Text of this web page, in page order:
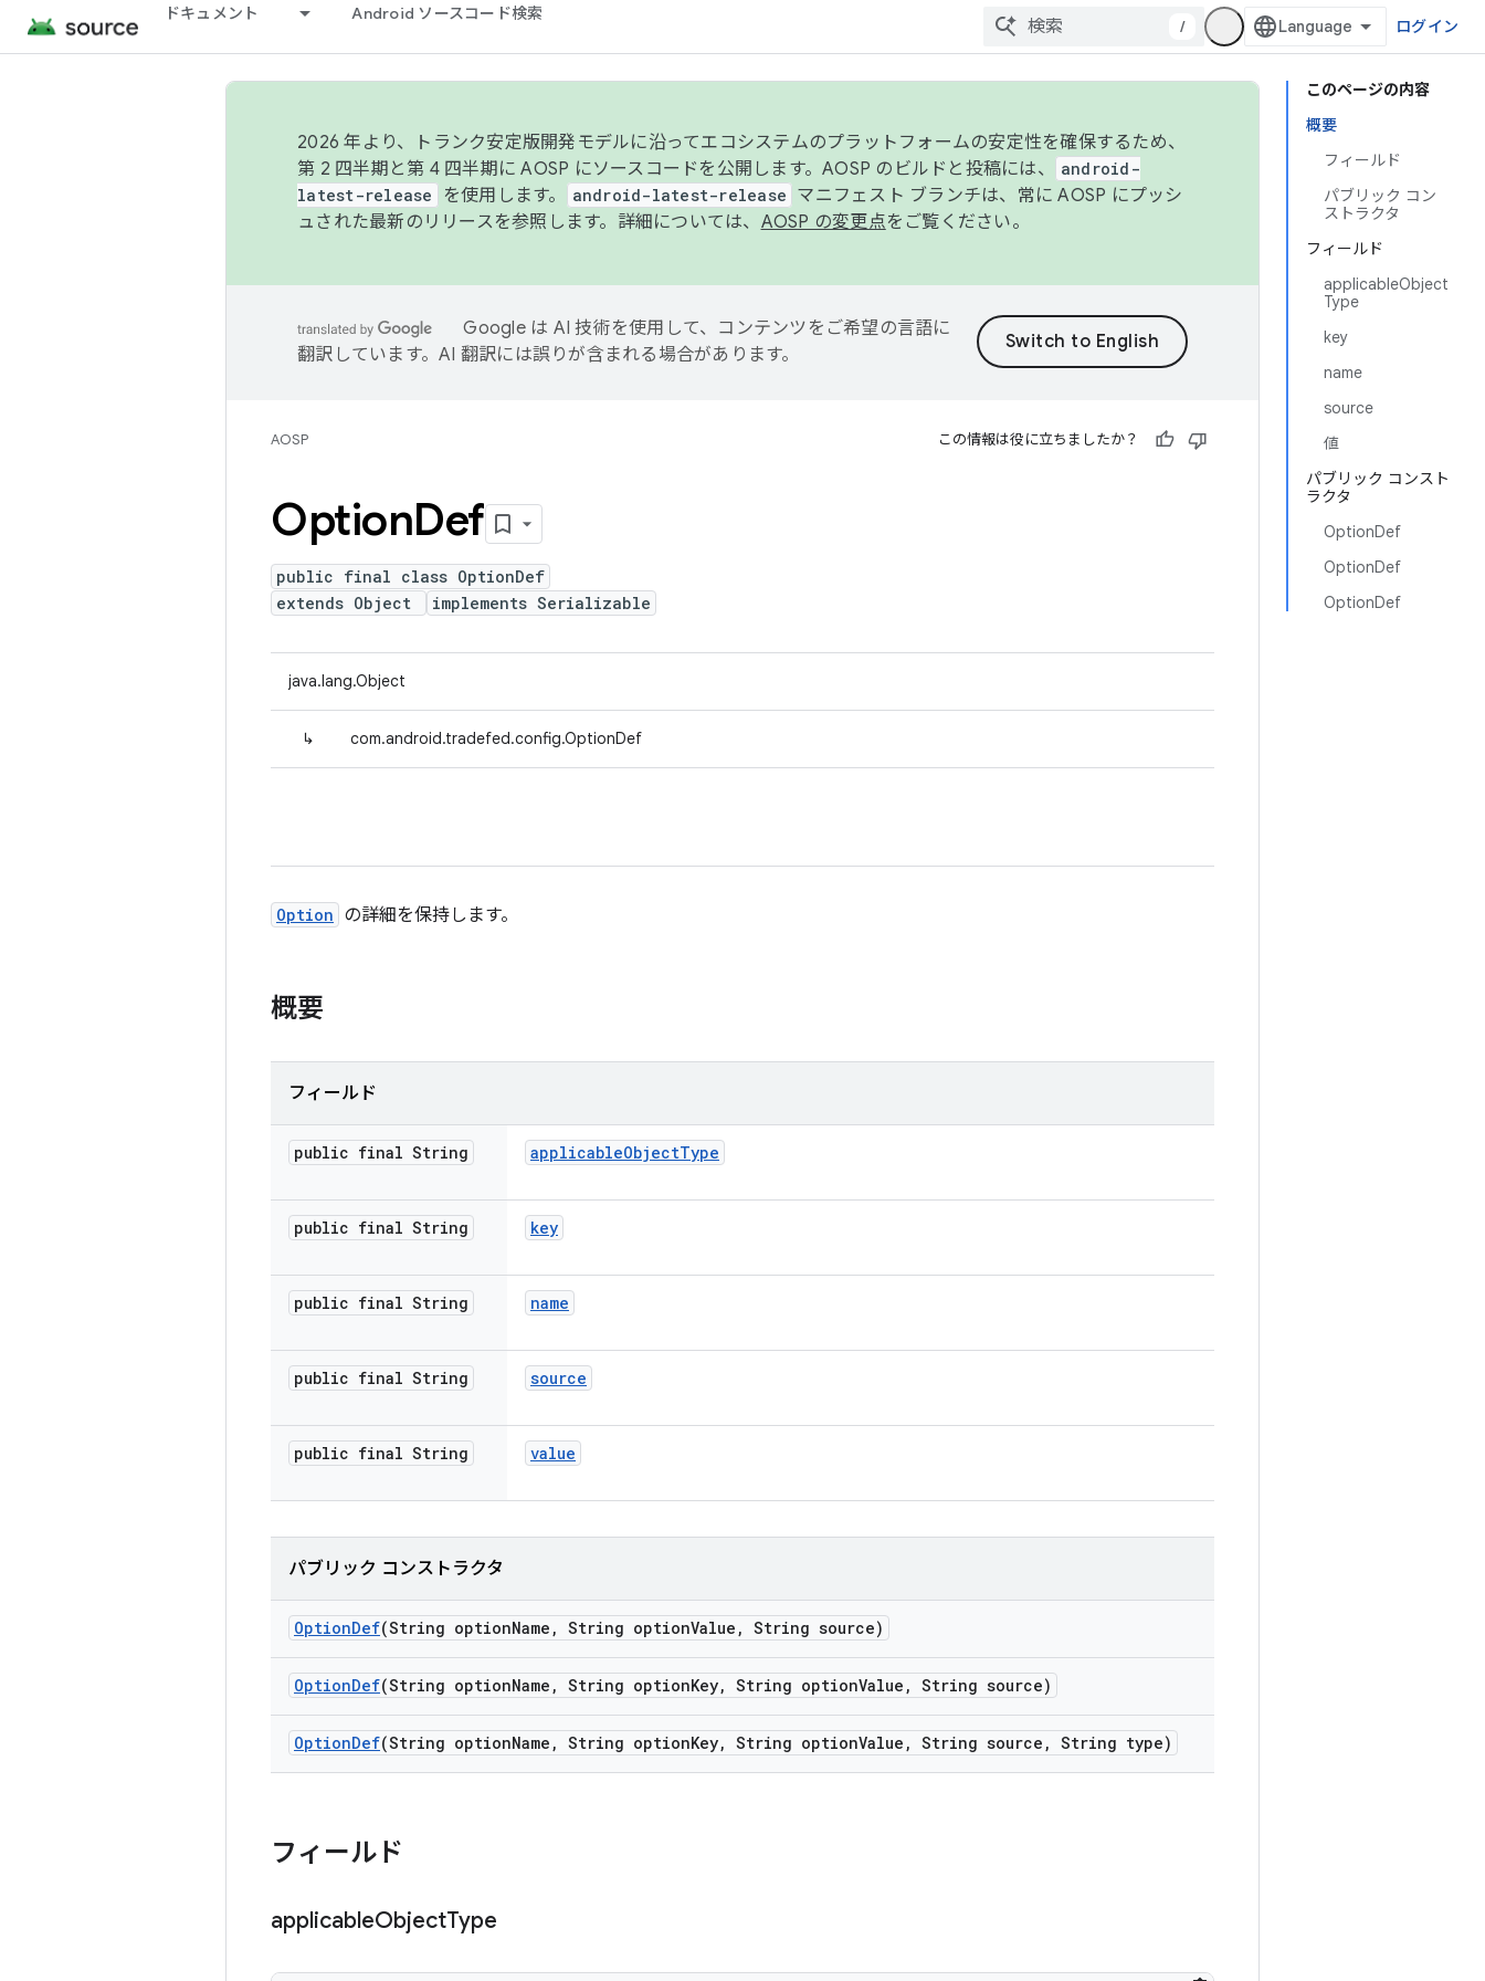
ドキュメント Android ソースコード検索
/ ログイン
このページの内容
概要
フィールド
パブリック コン
ストラクタ
フィールド
applicableObject
Type
key
name
source
値
パブリック コンスト
ラクタ
OptionDef
OptionDef
OptionDef
2026 年より、トランク安定版開発モデルに沿ってエコシステムのプラットフォームの安定性を確保するため、
第 2 四半期と第 4 四半期に AOSP にソースコードを公開します。AOSP のビルドと投稿には、
android-
latest-release
を使用します。 android-latest-release マニフェスト ブランチは、常に AOSP にプッシ
ュされた最新のリリースを参照します。詳細については、 AOSP の変更点をご覧ください。
Google は AI 技術を使用して、コンテンツをご希望の言語に
翻訳しています。AI 翻訳には誤りが含まれる場合があります。
AOSP この情報は役に立ちましたか？
OptionDef
public final class OptionDef
extends Object
implements Serializable
java.lang.Object
↳ com.android.tradefed.config.OptionDef
Option の詳細を保持します。
概要
フィールド
public final String applicableObjectType
public final String key
public final String name
public final String source
public final String value
パブリック コンストラクタ
OptionDef(String optionName , String optionValue , String source)
OptionDef(String optionName , String optionKey, String optionValue , String source)
OptionDef(String optionName , String optionKey, String optionValue , String source , String type)
フィールド
applicableObjectType